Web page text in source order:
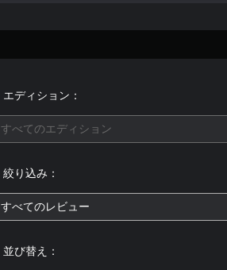
エディション：
すべてのエディション
絞り込み：
すべてのレビュー
並び替え：